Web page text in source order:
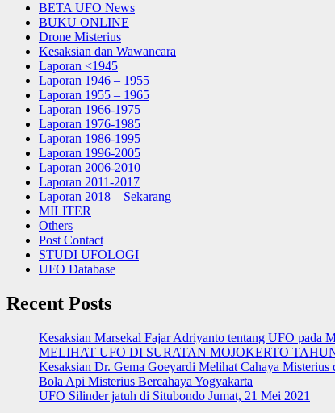
BETA UFO News
BUKU ONLINE
Drone Misterius
Kesaksian dan Wawancara
Laporan <1945
Laporan 1946 – 1955
Laporan 1955 – 1965
Laporan 1966-1975
Laporan 1976-1985
Laporan 1986-1995
Laporan 1996-2005
Laporan 2006-2010
Laporan 2011-2017
Laporan 2018 – Sekarang
MILITER
Others
Post Contact
STUDI UFOLOGI
UFO Database
Recent Posts
Kesaksian Marsekal Fajar Adriyanto tentang UFO pada
MELIHAT UFO DI SURATAN MOJOKERTO
Kesaksian Dr. Gema Goeyardi Melihat Cahaya
Bola Api Misterius Bercahaya Yogyakarta
UFO Silinder jatuh di Situbondo Jumat, 21 Mei 2021